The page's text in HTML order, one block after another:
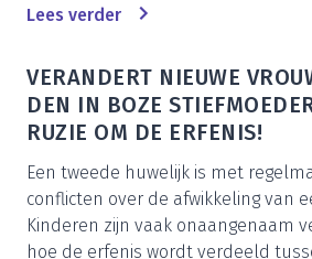
Lees ver­der
VER­AN­DERT NIEU­WE
DEN IN BOZE
RUZIE OM DE ERFENIS!
Een twee­de huwe­lijk is met
con­flic­ten over de afwik­ke­ling van
Kin­de­ren zijn vaak onaan­ge­naam
hoe de erfe­nis wordt ver­deeld